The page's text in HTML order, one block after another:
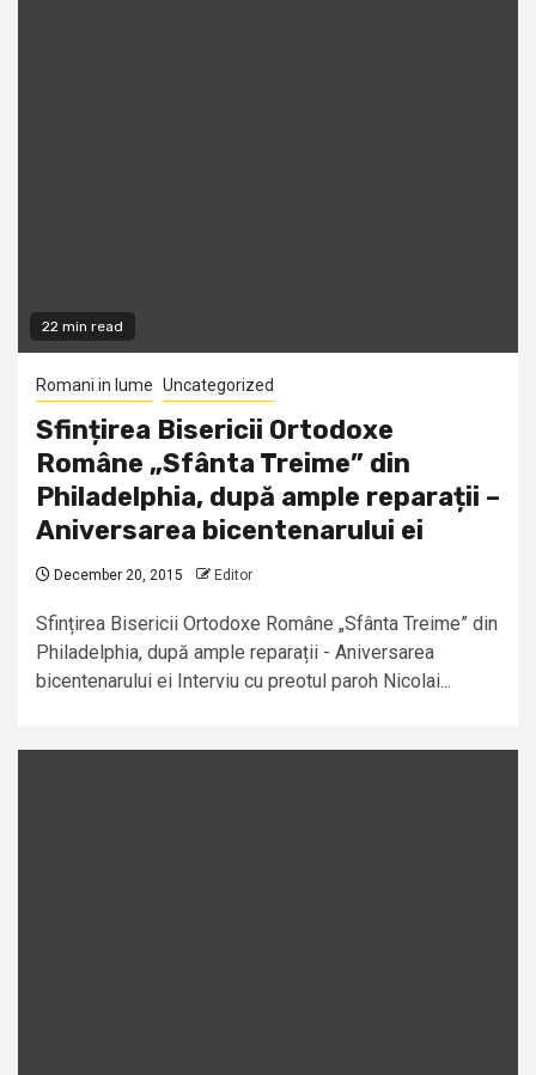
22 min read
Romani in lume Uncategorized
Sfințirea Bisericii Ortodoxe
Române „Sfânta Treime” din
Philadelphia, după ample reparații –
Aniversarea bicentenarului ei
December 20, 2015 Editor
Sfințirea Bisericii Ortodoxe Române „Sfânta Treime” din
Philadelphia, după ample reparații - Aniversarea
bicentenarului ei Interviu cu preotul paroh Nicolai...